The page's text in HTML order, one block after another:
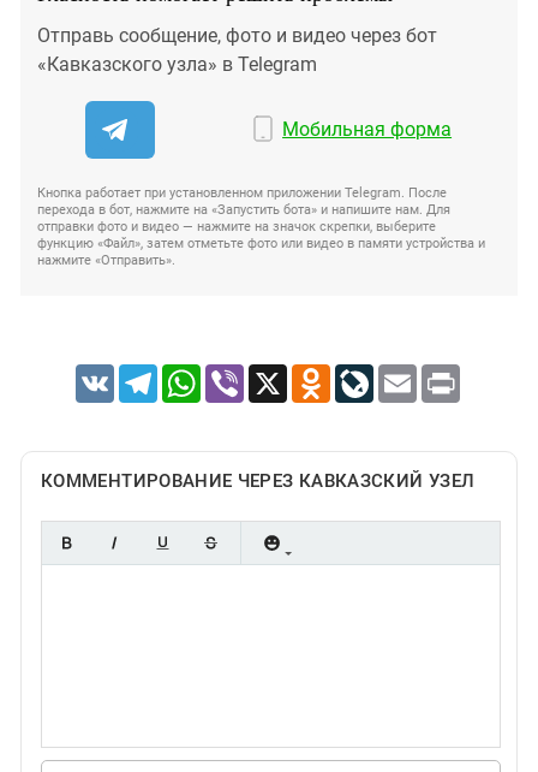
Отправь сообщение, фото и видео через бот
«Кавказского узла» в Telegram
Мобильная форма
Кнопка работает при установленном приложении Telegram. После
перехода в бот, нажмите на «Запустить бота» и напишите нам. Для
отправки фото и видео — нажмите на значок скрепки, выберите
функцию «Файл», затем отметьте фото или видео в памяти устройства и
нажмите «Отправить».
VK TelegramWhatsApp
Viber X Odnoklassniki
LiveJournal
Email Print
КОММЕНТИРОВАНИЕ ЧЕРЕЗ КАВКАЗСКИЙ УЗЕЛ